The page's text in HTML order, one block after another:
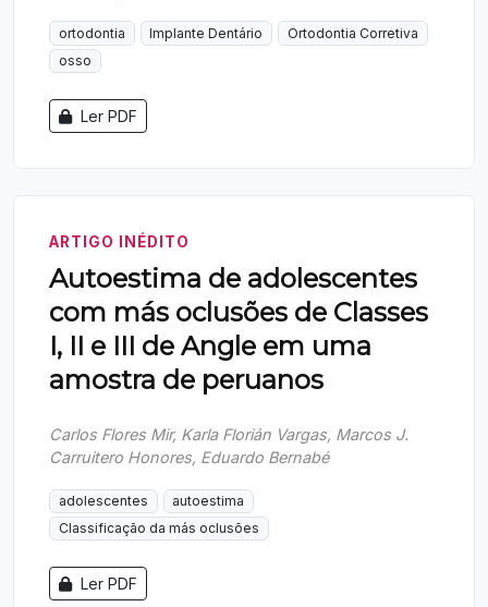
ortodontia Implante Dentário
Ortodontia Corretiva
osso
Ler PDF
ARTIGO INÉDITO
Autoestima de adolescentes
com más oclusões de Classes
I, II e III de Angle em uma
amostra de peruanos
Carlos Flores Mir, Karla Florián Vargas, Marcos J.
Carruitero Honores, Eduardo Bernabé
adolescentes
autoestima
Classificação da más oclusões
Ler PDF